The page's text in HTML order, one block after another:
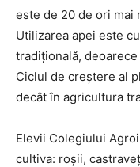
este de 20 de ori mai
Utilizarea apei este
tradițională,
Ciclul de creștere al
decât în ​​agricultura
Elevii Colegiului
cultiva: roșii,